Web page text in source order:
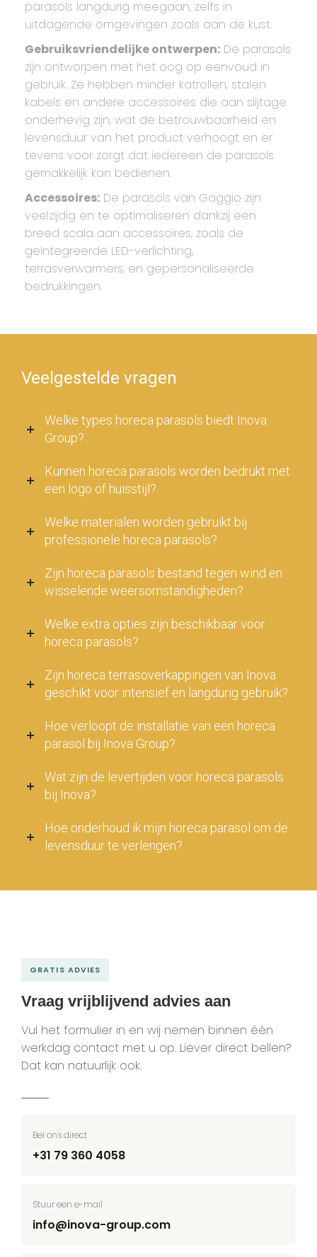
parasols langdurig meegaan, zelfs in
uitdagende omgevingen zoals aan de kust.
Gebruiksvriendelijke ontwerpen: De parasols
zijn ontworpen met het oog op eenvoud in
gebruik. Ze hebben minder katrollen, stalen
kabels en andere accessoires die aan slijtage
onderhevig zijn, wat de betrouwbaarheid en
levensduur van het product verhoogt en er
tevens voor zorgt dat iedereen de parasols
gemakkelijk kan bedienen.
Accessoires: De parasols van Gaggio zijn
veelzijdig en te optimaliseren dankzij een
breed scala aan accessoires, zoals de
geïntegreerde LED-verlichting,
terrasverwarmers, en gepersonaliseerde
bedrukkingen.
Veelgestelde vragen
Welke types horeca parasols biedt Inova
Group?
Kunnen horeca parasols worden bedrukt met
een logo of huisstijl?
Welke materialen worden gebruikt bij
professionele horeca parasols?
Zijn horeca parasols bestand tegen wind en
wisselende weersomstandigheden?
Welke extra opties zijn beschikbaar voor
horeca parasols?
Zijn horeca terrasoverkappingen van Inova
geschikt voor intensief en langdurig gebruik?
Hoe verloopt de installatie van een horeca
parasol bij Inova Group?
Wat zijn de levertijden voor horeca parasols
bij Inova?
Hoe onderhoud ik mijn horeca parasol om de
levensduur te verlengen?
GRATIS ADVIES
Vraag vrijblijvend advies aan
Vul het formulier in en wij nemen binnen één
werkdag contact met u op. Liever direct bellen?
Dat kan natuurlijk ook.
Bel ons direct
+31 79 360 4058
Stuur een e-mail
info@inova-group.com